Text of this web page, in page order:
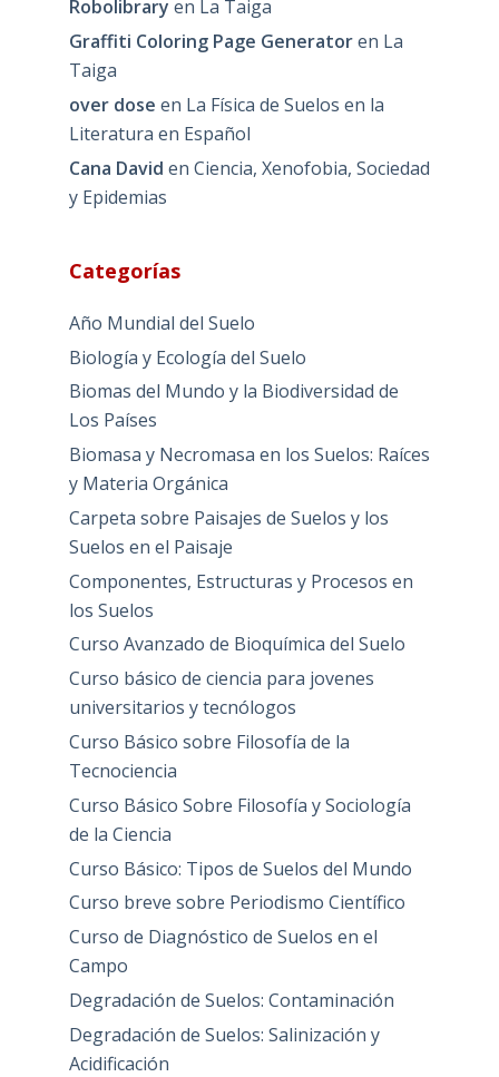
Robolibrary en La Taiga
Graffiti Coloring Page Generatoren La
Taiga
over dose en La Física de Suelos en la
Literatura en Español
Cana David en Ciencia, Xenofobia, Sociedad
y Epidemias
Categorías
Año Mundial del Suelo
Biología y Ecología del Suelo
Biomas del Mundo y la Biodiversidad de
Los Países
Biomasa y Necromasa en los Suelos: Raíces
y Materia Orgánica
Carpeta sobre Paisajes de Suelos y los
Suelos en el Paisaje
Componentes, Estructuras y Procesos en
los Suelos
Curso Avanzado de Bioquímica del Suelo
Curso básico de ciencia para jovenes
universitarios y tecnólogos
Curso Básico sobre Filosofía de la
Tecnociencia
Curso Básico Sobre Filosofía y Sociología
de la Ciencia
Curso Básico: Tipos de Suelos del Mundo
Curso breve sobre Periodismo Científico
Curso de Diagnóstico de Suelos en el
Campo
Degradación de Suelos: Contaminación
Degradación de Suelos: Salinización y
Acidificación